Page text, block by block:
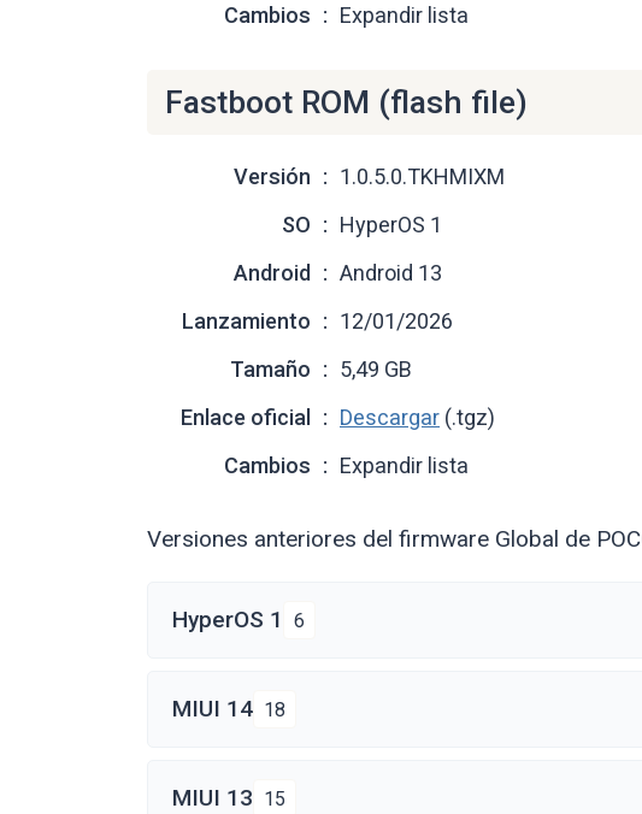
Cambios
Expandir lista
Fastboot ROM (flash file)
Versión
1.0.5.0.TKHMIXM
SO
HyperOS 1
Android
Android 13
Lanzamiento
12/01/2026
Tamaño
5,49 GB
Enlace oficial
Descargar (.tgz)
Cambios
Expandir lista
Versiones anteriores del firmware Global de
HyperOS 1 6
MIUI 14 18
MIUI 13 15